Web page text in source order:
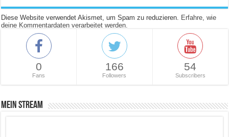
Diese Website verwendet Akismet, um Spam zu reduzieren. Erfahre, wie
deine Kommentardaten verarbeitet werden.
0
Fans
166
Followers
54
Subscribers
Mein Stream